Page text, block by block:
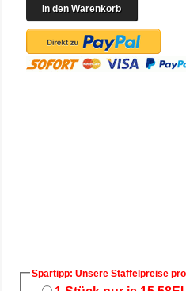
Spartipp: Unsere Staffelpreise